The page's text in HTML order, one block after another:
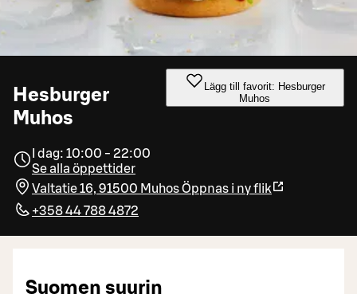
Hesburger
Muhos
Lägg till favorit: Hesburger
Muhos
I dag: 10:00 - 22:00
Se alla öppettider
Valtatie 16, 91500 MuhosÖppnas i ny flik
+358 44 788 4872
Suomen suurin